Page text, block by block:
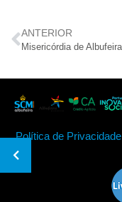
ANTERIOR
Política de Privacidade